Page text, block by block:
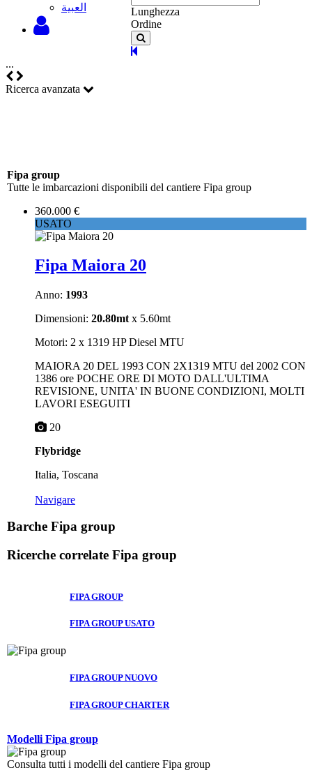
‫العبية
Lunghezza
Ordine
...
Ricerca avanzata
Fipa group
Tutte le imbarcazioni disponibili del cantiere Fipa group
360.000 €
USATO
Fipa Maiora 20
Anno: 1993
Dimensioni: 20.80mt x 5.60mt
Motori: 2 x 1319 HP Diesel MTU
MAIORA 20 DEL 1993 CON 2X1319 MTU del 2002 CON
1386 ore POCHE ORE DI MOTO DALL'ULTIMA
REVISIONE, UNITA' IN BUONE CONDIZIONI, MOLTI
LAVORI ESEGUITI
20
Flybridge
Italia, Toscana
Navigare
Barche Fipa group
Ricerche correlate Fipa group
FIPA GROUP
FIPA GROUP USATO
FIPA GROUP NUOVO
FIPA GROUP CHARTER
Modelli Fipa group
Consulta tutti i modelli del cantiere Fipa group